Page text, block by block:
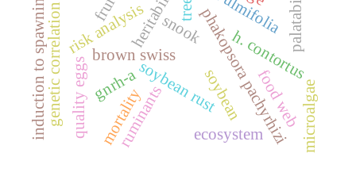
phakopsora pachyrhizi
soybean
soybean rust
risk analysis
brown swiss
genetic correlation h. contortus
snook
induction to spawning gnrh-a
quality eggs
trees
ruminants ecosystem
food webmicroalgae
mortality